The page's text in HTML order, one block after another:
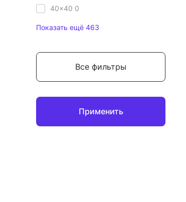
40x40 0
Показать ещё 463
Все фильтры
Применить